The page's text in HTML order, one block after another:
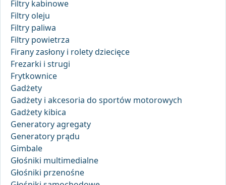
Filtry kabinowe
Filtry oleju
Filtry paliwa
Filtry powietrza
Firany zasłony i rolety dziecięce
Frezarki i strugi
Frytkownice
Gadżety
Gadżety i akcesoria do sportów motorowych
Gadżety kibica
Generatory agregaty
Generatory prądu
Gimbale
Głośniki multimedialne
Głośniki przenośne